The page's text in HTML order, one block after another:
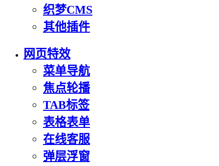
织梦CMS
其他插件
网页特效
菜单导航
焦点轮播
TAB标签
表格表单
在线客服
弹层浮窗